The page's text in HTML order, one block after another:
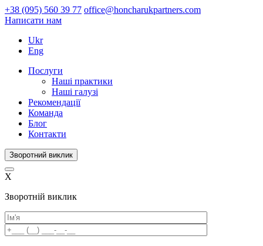
+38 (095) 560 39 77 office@honcharukpartners.com
Написати нам
Ukr
Eng
Послуги
Наші практики
Наші галузі
Рекомендації
Команда
Блог
Контакти
Зворотний виклик
X
Зворотній виклик